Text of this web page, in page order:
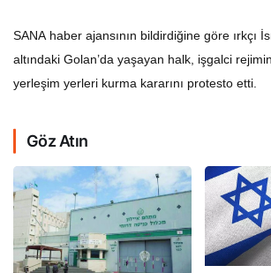
SANA haber ajansının bildirdiğine göre ırkçı
altındaki Golan’da yaşayan halk, işgalci
yerleşim yerleri kurma kararını protesto etti.
Göz Atın